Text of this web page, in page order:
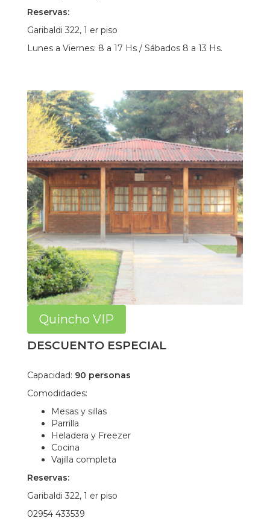
Reservas:
Garibaldi 322, 1 er piso
Lunes a Viernes: 8 a 17 Hs / Sábados 8 a 13 Hs.
Quincho VIP
DESCUENTO ESPECIAL
Capacidad: 90 personas
Comodidades:
Mesas y sillas
Parrilla
Heladera y Freezer
Cocina
Vajilla completa
Reservas:
Garibaldi 322, 1 er piso
02954 433539